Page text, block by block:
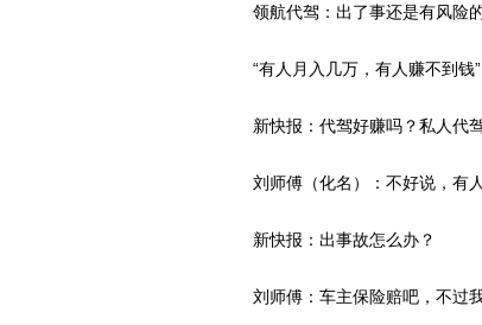
领航代驾：出了事还是有风险的
“有人月入几万，有人赚不到钱”
新快报：代驾好赚吗？私人代
刘师傅（化名）：不好说，有人
新快报：出事故怎么办？
刘师傅：车主保险赔吧，不过我